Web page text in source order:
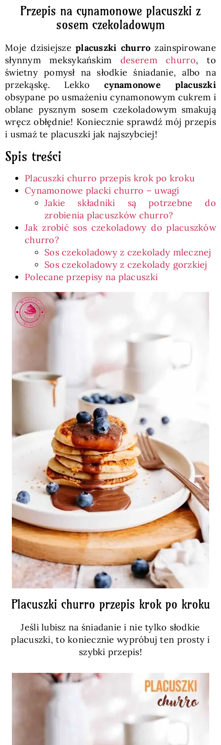
Zdrowo i fit
SKLEP
Polski
Przepis na cynamonowe placuszki z
sosem czekoladowym
Moje dzisiejszeplacuszki churro zainspirowane
słynnym meksykańskim deserem churro, to
świetny pomysł na słodkie śniadanie, albo na
przekąskę. Lekkocynamonowe placuszki
obsypane po usmażeniu cynamonowym cukrem i
oblane pysznym sosem czekoladowym smakują
wręcz obłędnie! Koniecznie sprawdź mój przepis
i usmaż te placuszki jak najszybciej!
Spis treści
Placuszki churro przepis krok po kroku
Cynamonowe placki churro – uwagi
Jakie składniki są potrzebne do
zrobienia placuszków churro?
Jak zrobić sos czekoladowy do placuszków
churro?
Sos czekoladowy z czekolady mlecznej
Sos czekoladowy z czekolady gorzkiej
Polecane przepisy na placuszki
Placuszki churro przepis krok po kroku
Jeśli lubisz na śniadanie i nie tylko słodkie
placuszki, to koniecznie wypróbuj ten prosty i
szybki przepis!